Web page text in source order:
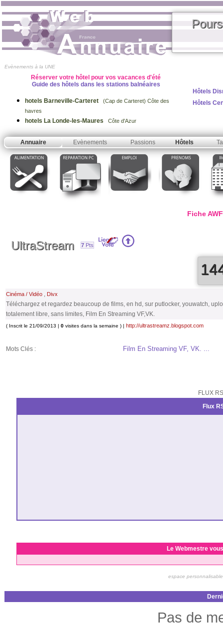
Evènements à la UNE
Réserver votre hôtel pour vos vacances d'été
Guide des hôtels dans les stations balnéaires
hotels Barneville-Carteret
(Cap de Carteret) Côte des
havres
hotels La Londe-les-Maures Côte d'Azur
Hôtels
Hôtels
Annuaire Evènements Passions Hôtels
Fiche
UltraStream 7 Pts
Cinéma / Vidéo , Divx
Téléchargez et regardez beaucoup de films, en hd, sur putlocker, youwatch,
totalement libre, sans limites, Film En Streaming VF,VK.
( Inscrit le 21/09/2013 | 0 visites dans la semaine ) | http://ultrastreamz.blogspot.com
Mots Clés : Film En Streaming VF, VK. ...
FLUX
Flux
Le Webmestre
espace
Pas de